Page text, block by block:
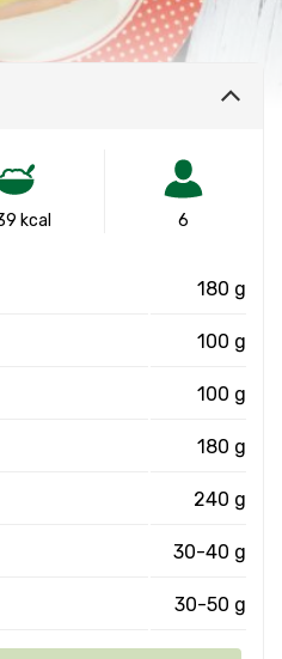
kcal 6
180 g
100 g
100 g
180 g
240 g
30-40 g
30-50 g